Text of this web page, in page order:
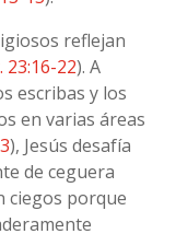
reflejan
23:16-22). A
escribas y los
en varias áreas
), Jesús desafía
de ceguera
ciegos porque